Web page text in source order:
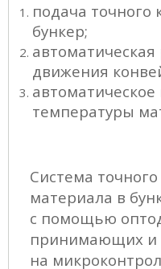
подача точного
бункер;
автоматическая
движения
температуры
Система
материала в
с помощью
принимающих
на